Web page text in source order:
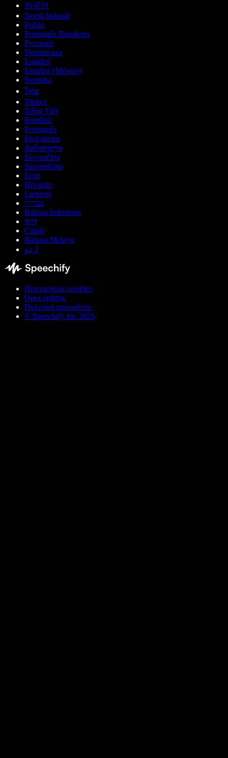
한국어
Norsk bokmål
Polski
Português Brasileiro
Русский
Українська
Español
Español (México)
Svenska
ไทย
Türkçe
Tiếng Việt
Română
Português
Български
ქართული
Slovenčina
Slovenščina
Eesti
Hrvatski
Lietuvių
עברית
Bahasa Indonesia
বাংলা
Català
Bahasa Melayu
اردو
Προτιμήσεις cookies
Όροι χρήσης
Πολιτική απορρήτου
© Speechify Inc 2026